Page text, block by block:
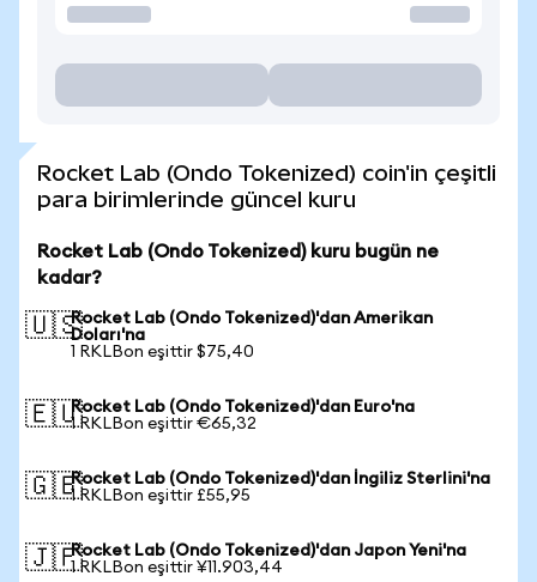
Rocket Lab (Ondo Tokenized) coin'in çeşitli
para birimlerinde güncel kuru
Rocket Lab (Ondo Tokenized) kuru bugün ne
kadar?
🇺🇸Rocket Lab (Ondo Tokenized)'dan Amerikan
Doları'na
1 RKLBon eşittir $75,40
🇪🇺Rocket Lab (Ondo Tokenized)'dan Euro'na
1 RKLBon eşittir €65,32
🇬🇧Rocket Lab (Ondo Tokenized)'dan İngiliz Sterlini'na
1 RKLBon eşittir £55,95
🇯🇵Rocket Lab (Ondo Tokenized)'dan Japon Yeni'na
1 RKLBon eşittir ¥11.903,44